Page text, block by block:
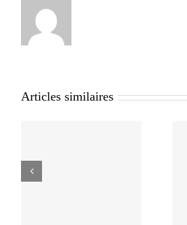
Articles similaires